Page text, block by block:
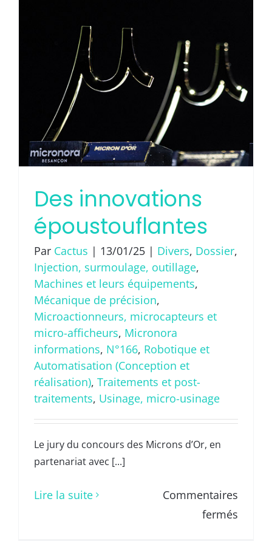
Des innovations
époustouflantes
Par Cactus | 13/01/25 | Divers, Dossier,
Injection, surmoulage, outillage,
Machines et leurs équipements,
Mécanique de précision,
Microactionneurs, microcapteurs et
micro-afficheurs, Micronora
informations, N°166, Robotique et
Automatisation (Conception et
réalisation), Traitements et post-
traitements, Usinage, micro-usinage
Le jury du concours des Microns d’Or, en
partenariat avec [...]
Lire la suite
Commentaires
fermés